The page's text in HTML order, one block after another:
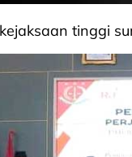
kejaksaan tinggi